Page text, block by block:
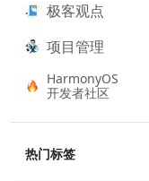
极客观点
项目管理
HarmonyOS
开发者社区
热门标签